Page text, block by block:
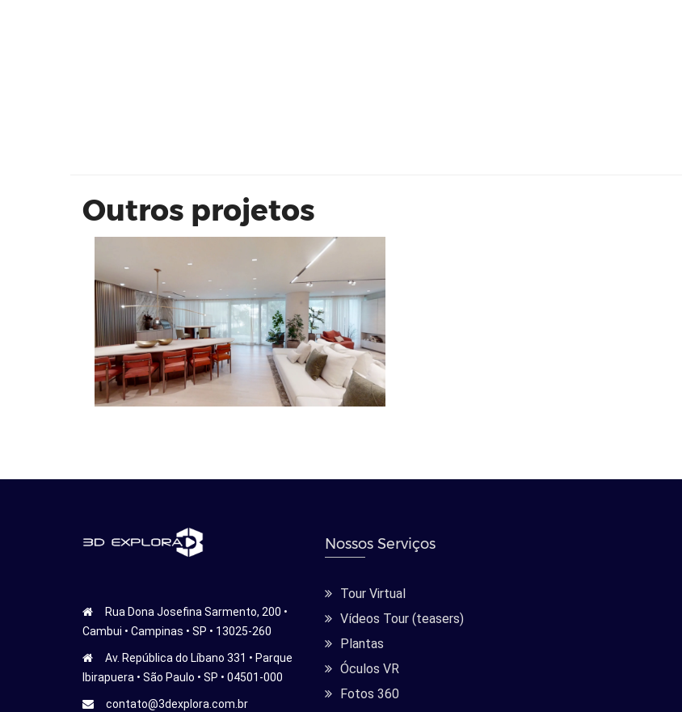
Outros projetos
Rua Dona Josefina Sarmento, 200 •
Cambui • Campinas • SP • 13025-260
Av. República do Líbano 331 • Parque
Ibirapuera • São Paulo • SP • 04501-000
contato@3dexplora.com.br
Nossos Serviços
Tour Virtual
Vídeos Tour (teasers)
Plantas
Óculos VR
Fotos 360